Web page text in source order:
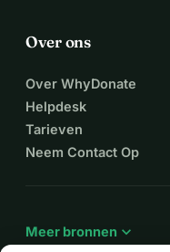
Over ons
Over WhyDonate
Helpdesk
Tarieven
Neem Contact Op
Meer bronnen expand_more